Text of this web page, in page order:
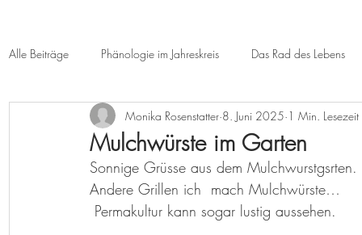
Alle Beiträge Phänologie im Jahreskreis Das Rad des Lebens
Herbst Winter Log-Buch Garten
Lebensleichte Ernährung Naturkosmetik Chakralehre
Mulchwürste im Garten
Monika Rosenstatter 8. Juni 2025 1 Min. Lesezeit
Sonnige Grüsse aus dem Mulchwurstgsrten.
Andere Grillen ich  mach Mulchwürste…
Permakultur kann sogar lustig aussehen.